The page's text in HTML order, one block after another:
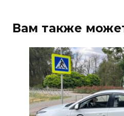
Вам также